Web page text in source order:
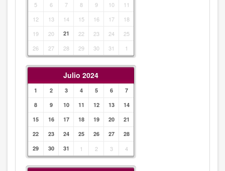
5 6 7 8 9 10
11
12
13 14 15 16 17
18
19
20 21 22 23 24
25
26
27 28 29 30 31 1
Julio 2024
1 2 3 4 5 6
7
8
9 10 11 12 13
14
15
16 17 18 19 20
21
22
23 24 25 26 27
28
29
30 31 1 2 3 4